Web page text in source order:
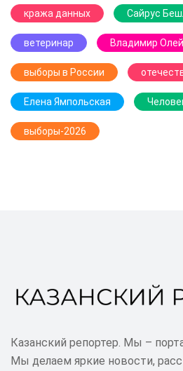
кража данных Сайрус
ветеринар Владимир
выборы в России
Елена Ямпольская
выборы-2026
Казанский репортер. Мы –
Мы делаем яркие новости,